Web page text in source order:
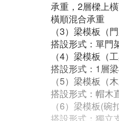
承重，2層樑上
橫順混合承重
（3）梁模板（
搭設形式：單門
（4）梁模板（
搭設形式：1層
（5）梁模板（
搭設形式：帽木
（6）梁模板(碗
搭設形式：獨立